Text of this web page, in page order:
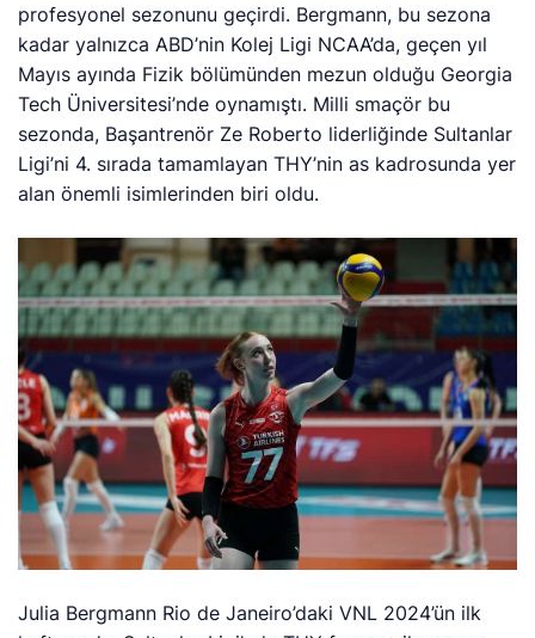
profesyonel sezonunu geçirdi. Bergmann, bu sezona
kadar yalnızca ABD’nin Kolej Ligi NCAA’da, geçen yıl
Mayıs ayında Fizik bölümünden mezun olduğu Georgia
Tech Üniversitesi’nde oynamıştı. Milli smaçör bu
sezonda, Başantrenör Ze Roberto liderliğinde Sultanlar
Ligi’ni 4. sırada tamamlayan THY’nin as kadrosunda yer
alan önemli isimlerinden biri oldu.
Julia Bergmann Rio de Janeiro’daki VNL 2024’ün ilk